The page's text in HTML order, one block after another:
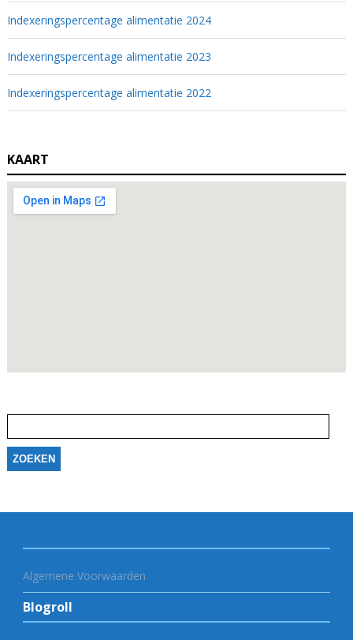
Indexeringspercentage alimentatie 2024
Indexeringspercentage alimentatie 2023
Indexeringspercentage alimentatie 2022
KAART
naar:
Algemene Voorwaarden
Blogroll